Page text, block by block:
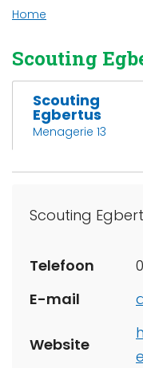
Home
Scouting
Scouting
Egbertus
Menagerie 13
Scouting
Telefoon
E-mail
Website